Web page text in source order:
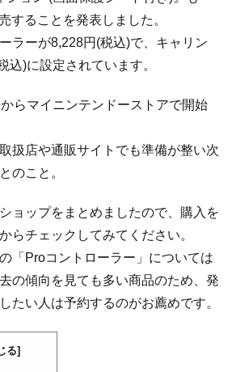
することを発表しました。
ラーが8,228円(税込)で、キャリン
込)に設定されています。
らマイニンテンドーストアで開始
扱店や通販サイトでも準備が整い次
のこと。
ョップをまとめましたので、購入を
らチェックしてみてください。
「Proコントローラー」については
の傾向を見ても多い商品のため、発
たい人は予約するのがお薦めです。